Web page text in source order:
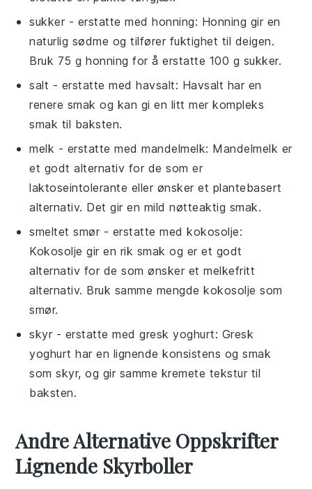
sukker - erstatte medhonning: Honning gir en
naturlig sødme og tilfører fuktighet til deigen.
Bruk 75 g honning for å erstatte 100 g sukker.
salt - erstatte medhavsalt: Havsalt har en
renere smak og kan gi en litt mer kompleks
smak til baksten.
melk - erstatte medmandelmelk: Mandelmelk er
et godt alternativ for de som er
laktoseintolerante eller ønsker et plantebasert
alternativ. Det gir en mild nøtteaktig smak.
smeltet smør - erstatte medkokosolje:
Kokosolje gir en rik smak og er et godt
alternativ for de som ønsker et melkefritt
alternativ. Bruk samme mengde kokosolje som
smør.
skyr - erstatte medgresk yoghurt: Gresk
yoghurt har en lignende konsistens og smak
som skyr, og gir samme kremete tekstur til
baksten.
Andre Alternative Oppskrifter
Lignende Skyrboller